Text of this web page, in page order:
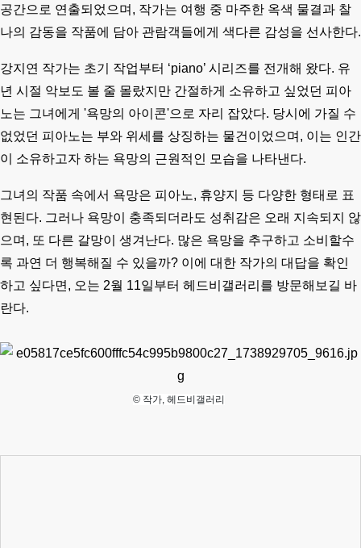
공간으로 연출되었으며, 작가는 여행 중 마주한 옥색 물결과 찰
나의 감동을 작품에 담아 관람객들에게 색다른 감성을 선사한다.
강지연 작가는 초기 작업부터 ‘piano’ 시리즈를 전개해 왔다. 유
년 시절 악보도 볼 줄 몰랐지만 간절하게 소유하고 싶었던 피아
노는 그녀에게 '욕망의 아이콘'으로 자리 잡았다. 당시에 가질 수
없었던 피아노는 부와 위세를 상징하는 물건이었으며, 이는 인간
이 소유하고자 하는 욕망의 근원적인 모습을 나타낸다.
그녀의 작품 속에서 욕망은 피아노, 휴양지 등 다양한 형태로 표
현된다. 그러나 욕망이 충족되더라도 성취감은 오래 지속되지 않
으며, 또 다른 갈망이 생겨난다. 많은 욕망을 추구하고 소비할수
록 과연 더 행복해질 수 있을까? 이에 대한 작가의 대답을 확인
하고 싶다면, 오는 2월 11일부터 헤드비갤러리를 방문해보길 바
란다.
© 작가, 헤드비갤러리